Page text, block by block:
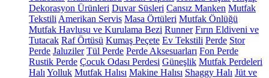
Dekorasyon Ürünleri Duvar Süsleri Cansız Manken Mutfak
Tekstili Amerikan Servis Masa Örtüleri Mutfak Önlüğü
Mutfak Havlusu ve Kurulama Bezi Runner Fırın Eldiveni ve
Tutacak Raf Örtüsü Kumaş Peçete Ev Tekstili Perde Stor
Perde Jaluziler Tül Perde Perde Aksesuarları Fon Perde
Rustik Perde Çocuk Odası Perdesi Güneşlik Mutfak Perdeleri
Halı Yolluk Mutfak Halısı Makine Halısı Shaggy Halı Jüt ve